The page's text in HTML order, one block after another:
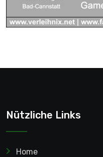
Nützliche Links
Home